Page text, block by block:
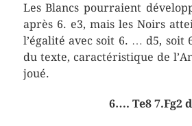
Les Blancs pourraient
après 6. e3, mais les Noirs
l’égalité avec soit 6. … d5, soit
du texte, caractéristique de
joué.
6…. Te8 7.Fg2